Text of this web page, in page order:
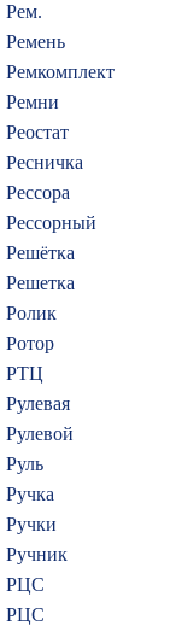
Рем.
Ремень
Ремкомплект
Ремни
Реостат
Ресничка
Рессора
Рессорный
Решётка
Решетка
Ролик
Ротор
РТЦ
Рулевая
Рулевой
Руль
Ручка
Ручки
Ручник
РЦC
РЦС